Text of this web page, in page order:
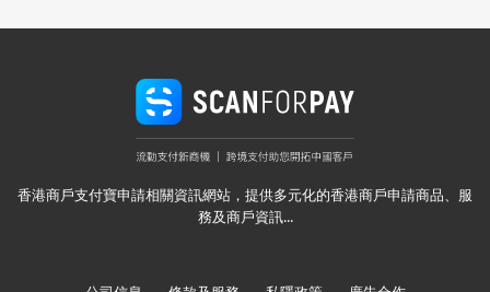
香港商戶支付寶申請相關資訊網站，提供多元化的香港商戶申請商品、服
務及商戶資訊...